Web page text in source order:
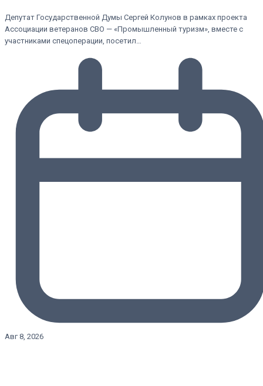
Депутат Государственной Думы Сергей Колунов в рамках проекта
Ассоциации ветеранов СВО — «Промышленный туризм», вместе с
участниками спецоперации, посетил…
Авг 8, 2026